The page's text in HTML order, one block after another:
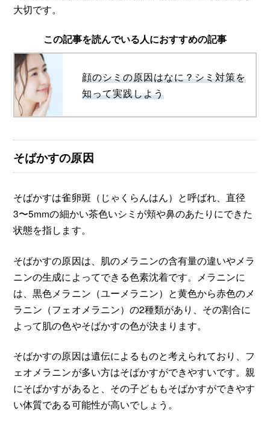
大切です。
この記事を読んでいる人におすすめの記事
顔のシミの原因はなに？シミ対策を
知って実践しよう
そばかすの原因
そばかすは雀卵斑（じゃくらんはん）と呼ばれ、直径
3〜5mmの細かい茶色いシミが頬や鼻のあたりにできた
状態を指します。
そばかすの原因は、肌のメラニンの含有量の違いやメラ
ニンの生成によってできる色素沈着です。メラニンに
は、黒色メラニン（ユーメラニン）と黄色から赤色のメ
ラニン（フェオメラニン）の2種類があり、その割合に
よって肌の色やそばかすの色が決まります。
そばかすの原因は遺伝によるものと考えられており、フ
ェオメラニンが多い方はそばかすができやすいです。親
にそばかすがあると、その子どももそばかすができやす
い体質である可能性が高いでしょう。